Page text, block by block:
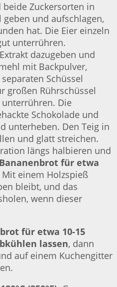
Zuckersorten in
und aufschlagen,
hat. Die Eier einzeln
unterrühren.
dazugeben und
mit Backpulver,
Schüssel
großen Rührschüssel
Die
Schokolade und
unterheben. Den Teig in
und glatt streichen.
längs halbieren und
für etwa
Mit einem Holzspieß
bleibt, und das
wenn dieser
für etwa 10-15
lassen, dann
auf einem Kuchengitter